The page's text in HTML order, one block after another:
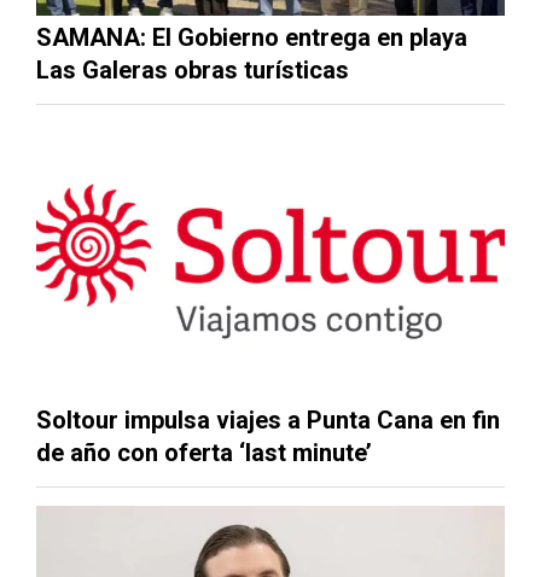
SAMANA: El Gobierno entrega en playa
Las Galeras obras turísticas
Soltour impulsa viajes a Punta Cana en fin
de año con oferta ‘last minute’